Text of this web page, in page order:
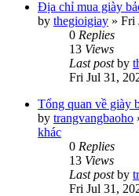
Địa chỉ mua giày
by thegioigiay » Fri
0 Replies
13 Views
Last postby
Fri Jul 31,
Tổng quan về giày
by trangvangbaoho
khác
0 Replies
13 Views
Last postby
Fri Jul 31,